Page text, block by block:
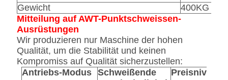
Gewicht
400KG
Mitteilung auf AWT-Punktschweissen-
Ausrüstungen
Wir produzieren nur Maschine der hohen
Qualität, um die Stabilität und keinen
Kompromiss auf Qualität sicherzustellen:
Antriebs-Modus
Schweißende
Preisniveau